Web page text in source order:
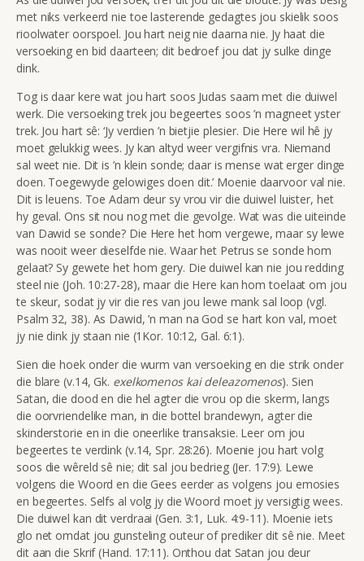
met niks verkeerd nie toe lasterende gedagtes jou skielik soos
rioolwater oorspoel. Jou hart neig nie daarna nie. Jy haat die
versoeking en bid daarteen; dit bedroef jou dat jy sulke dinge
dink.
Tog is daar kere wat jou hart soos Judas saam met die duiwel
werk. Die versoeking trek jou begeertes soos ’n magneet yster
trek. Jou hart sê: ‘Jy verdien ’n bietjie plesier. Die Here wil hê jy
moet gelukkig wees. Jy kan altyd weer vergifnis vra. Niemand
sal weet nie. Dit is ’n klein sonde; daar is mense wat erger dinge
doen. Toegewyde gelowiges doen dit.’ Moenie daarvoor val nie.
Dit is leuens. Toe Adam deur sy vrou vir die duiwel luister, het
hy geval. Ons sit nou nog met die gevolge. Wat was die uiteinde
van Dawid se sonde? Die Here het hom vergewe, maar sy lewe
was nooit weer dieselfde nie. Waar het Petrus se sonde hom
gelaat? Sy gewete het hom gery. Die duiwel kan nie jou redding
steel nie (Joh. 10:27-28), maar die Here kan hom toelaat om jou
te skeur, sodat jy vir die res van jou lewe mank sal loop (vgl.
Psalm 32, 38). As Dawid, ’n man na God se hart kon val, moet
jy nie dink jy staan nie (1Kor. 10:12, Gal. 6:1).
Sien die hoek onder die wurm van versoeking en die strik onder
die blare (v.14, Gk. exelkomenos kai deleazomenos). Sien
Satan, die dood en die hel agter die vrou op die skerm, langs
die oorvriendelike man, in die bottel brandewyn, agter die
skinderstorie en in die oneerlike transaksie. Leer om jou
begeertes te verdink (v.14, Spr. 28:26). Moenie jou hart volg
soos die wêreld sê nie; dit sal jou bedrieg (Jer. 17:9). Lewe
volgens die Woord en die Gees eerder as volgens jou emosies
en begeertes. Selfs al volg jy die Woord moet jy versigtig wees.
Die duiwel kan dit verdraai (Gen. 3:1, Luk. 4:9-11). Moenie iets
glo net omdat jou gunsteling outeur of prediker dit sê nie. Meet
dit aan die Skrif (Hand. 17:11). Onthou dat Satan jou deur